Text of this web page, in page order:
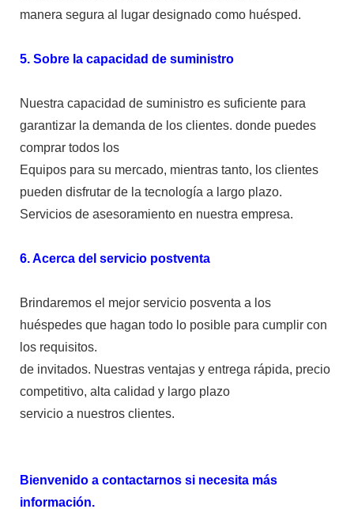
manera segura al lugar designado como huésped.
5. Sobre la capacidad de suministro
Nuestra capacidad de suministro es suficiente para
garantizar la demanda de los clientes. donde puedes
comprar todos los
Equipos para su mercado, mientras tanto, los clientes
pueden disfrutar de la tecnología a largo plazo.
Servicios de asesoramiento en nuestra empresa.
6. Acerca del servicio postventa
Brindaremos el mejor servicio posventa a los
huéspedes que hagan todo lo posible para cumplir con
los requisitos.
de invitados. Nuestras ventajas y entrega rápida, precio
competitivo, alta calidad y largo plazo
servicio a nuestros clientes.
Bienvenido a contactarnos si necesita más
información.